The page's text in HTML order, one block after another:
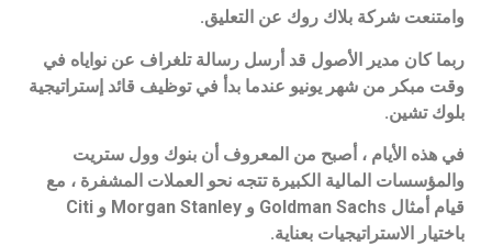
وامتنعت شركة بلاك روك عن التعليق.
ربما كان مدير الأصول قد أرسل رسالة تلغراف عن نواياه في
وقت مبكر من شهر يونيو عندما بدأ في توظيف قائد إستراتيجية
بلوك تشين.
في هذه الأيام ، أصبح من المعروف أن بنوك وول ستريت
والمؤسسات المالية الكبيرة تتجه نحو العملات المشفرة ، مع
قيام أمثال Goldman Sachs و Morgan Stanley و Citi
باختيار الاستراتيجيات بعناية.